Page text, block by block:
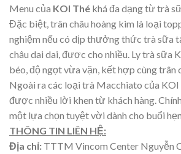
Menu của KOI Thé khá đa dạng từ trà
Đặc biệt, trân châu hoàng kim là loại
nghiệm nếu có dịp thưởng thức trà sữa
châu dai dai, được cho nhiều. Ly trà sữa
béo, độ ngọt vừa vặn, kết hợp cùng trân
Ngoài ra các loại trà Macchiato của KOI
được nhiều lời khen từ khách hàng.
một lựa chọn tuyệt vời dành cho buổi
THÔNG TIN LIÊN HỆ:
Địa chỉ: TTTM Vincom Center Nguyễn